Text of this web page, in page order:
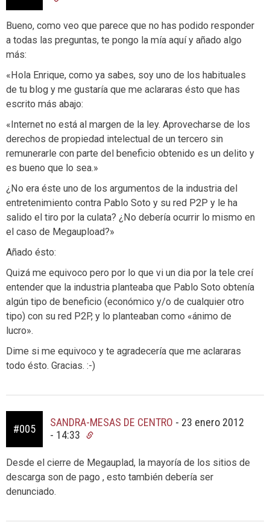
Bueno, como veo que parece que no has podido responder
a todas las preguntas, te pongo la mía aquí y añado algo
más:
«Hola Enrique, como ya sabes, soy uno de los habituales
de tu blog y me gustaría que me aclararas ésto que has
escrito más abajo:
«Internet no está al margen de la ley. Aprovecharse de los
derechos de propiedad intelectual de un tercero sin
remunerarle con parte del beneficio obtenido es un delito y
es bueno que lo sea.»
¿No era éste uno de los argumentos de la industria del
entretenimiento contra Pablo Soto y su red P2P y le ha
salido el tiro por la culata? ¿No debería ocurrir lo mismo en
el caso de Megaupload?»
Añado ésto:
Quizá me equivoco pero por lo que vi un dia por la tele creí
entender que la industria planteaba que Pablo Soto obtenía
algún tipo de beneficio (económico y/o de cualquier otro
tipo) con su red P2P, y lo planteaban como «ánimo de
lucro».
Dime si me equivoco y te agradecería que me aclararas
todo ésto. Gracias. :-)
#005
SANDRA-MESAS DE CENTRO - 23 enero 2012
- 14:33
Desde el cierre de Megauplad, la mayoría de los sitios de
descarga son de pago , esto también debería ser
denunciado.